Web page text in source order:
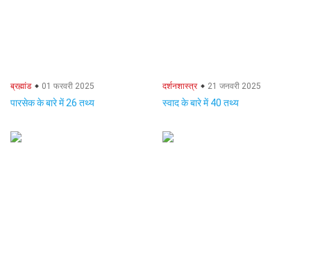
ब्रह्मांड 01 फरवरी 2025
पारसेक के बारे में 26 तथ्य
दर्शनशास्त्र 21 जनवरी 2025
स्वाद के बारे में 40 तथ्य